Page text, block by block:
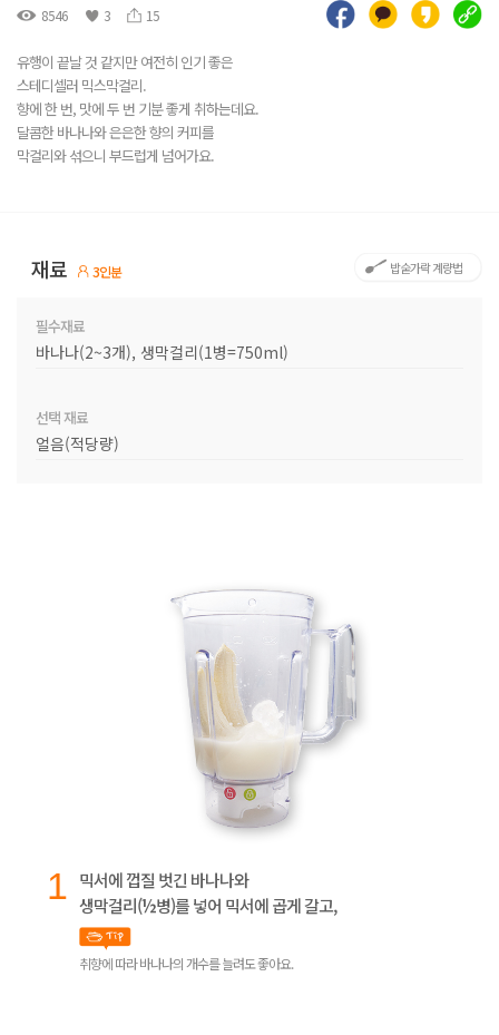
8546 3 15
유행이 끝날 것 같지만 여전히 인기 좋은
스테디셀러 믹스막걸리.
향에 한 번, 맛에 두 번 기분 좋게 취하는데요.
달콤한 바나나와 은은한 향의 커피를
막걸리와 섞으니 부드럽게 넘어가요.
재료 3인분 밥숟가락 계량법
필수재료
바나나(2~3개), 생막걸리(1병=750ml)
선택 재료
얼음(적당량)
1 믹서에 껍질 벗긴 바나나와
생막걸리(½병)를 넣어 믹서에 곱게 갈고,
취향에 따라 바나나의 개수를 늘려도 좋아요.